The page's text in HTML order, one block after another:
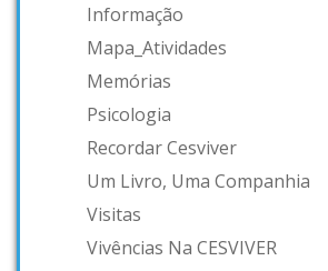
Informação
Mapa_Atividades
Memórias
Psicologia
Recordar Cesviver
Um Livro, Uma Companhia
Visitas
Vivências Na CESVIVER